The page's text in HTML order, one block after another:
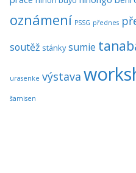
oznámení PSSG přednes
soutěž stánky sumie
urasenke výstava
šamisen